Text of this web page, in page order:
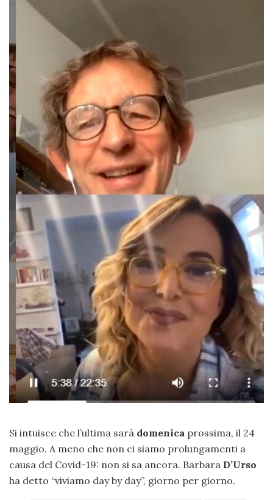
Si intuisce che l’ultima sarà domenica prossima, il 24
maggio. A meno che non ci siamo prolungamenti a
causa del Covid-19: non si sa ancora. Barbara D’Urso
ha detto “viviamo day by day”, giorno per giorno.